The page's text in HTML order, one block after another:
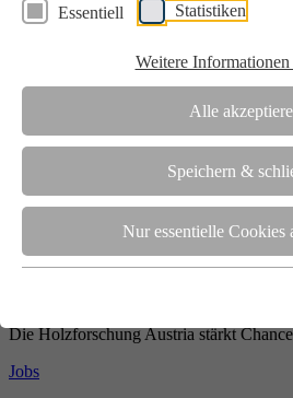
Essentiell Statistiken
Weitere Informationen
Alle
Speichern &
Nur essentielle Cookies
Verein
Wir unterstützen die Interessen der
Zusammenarbeit mit Wissenschaft und
Die Holzforschung Austria ist
Team
Unsere gesamte Kompetenz ist in
gebündelt
Die Holzforschung Austria stärkt
Jobs